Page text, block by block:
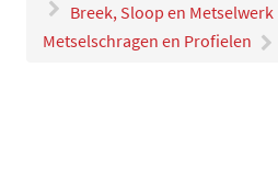
Breek, Sloop en Metselwerk
Metselschragen en Profielen